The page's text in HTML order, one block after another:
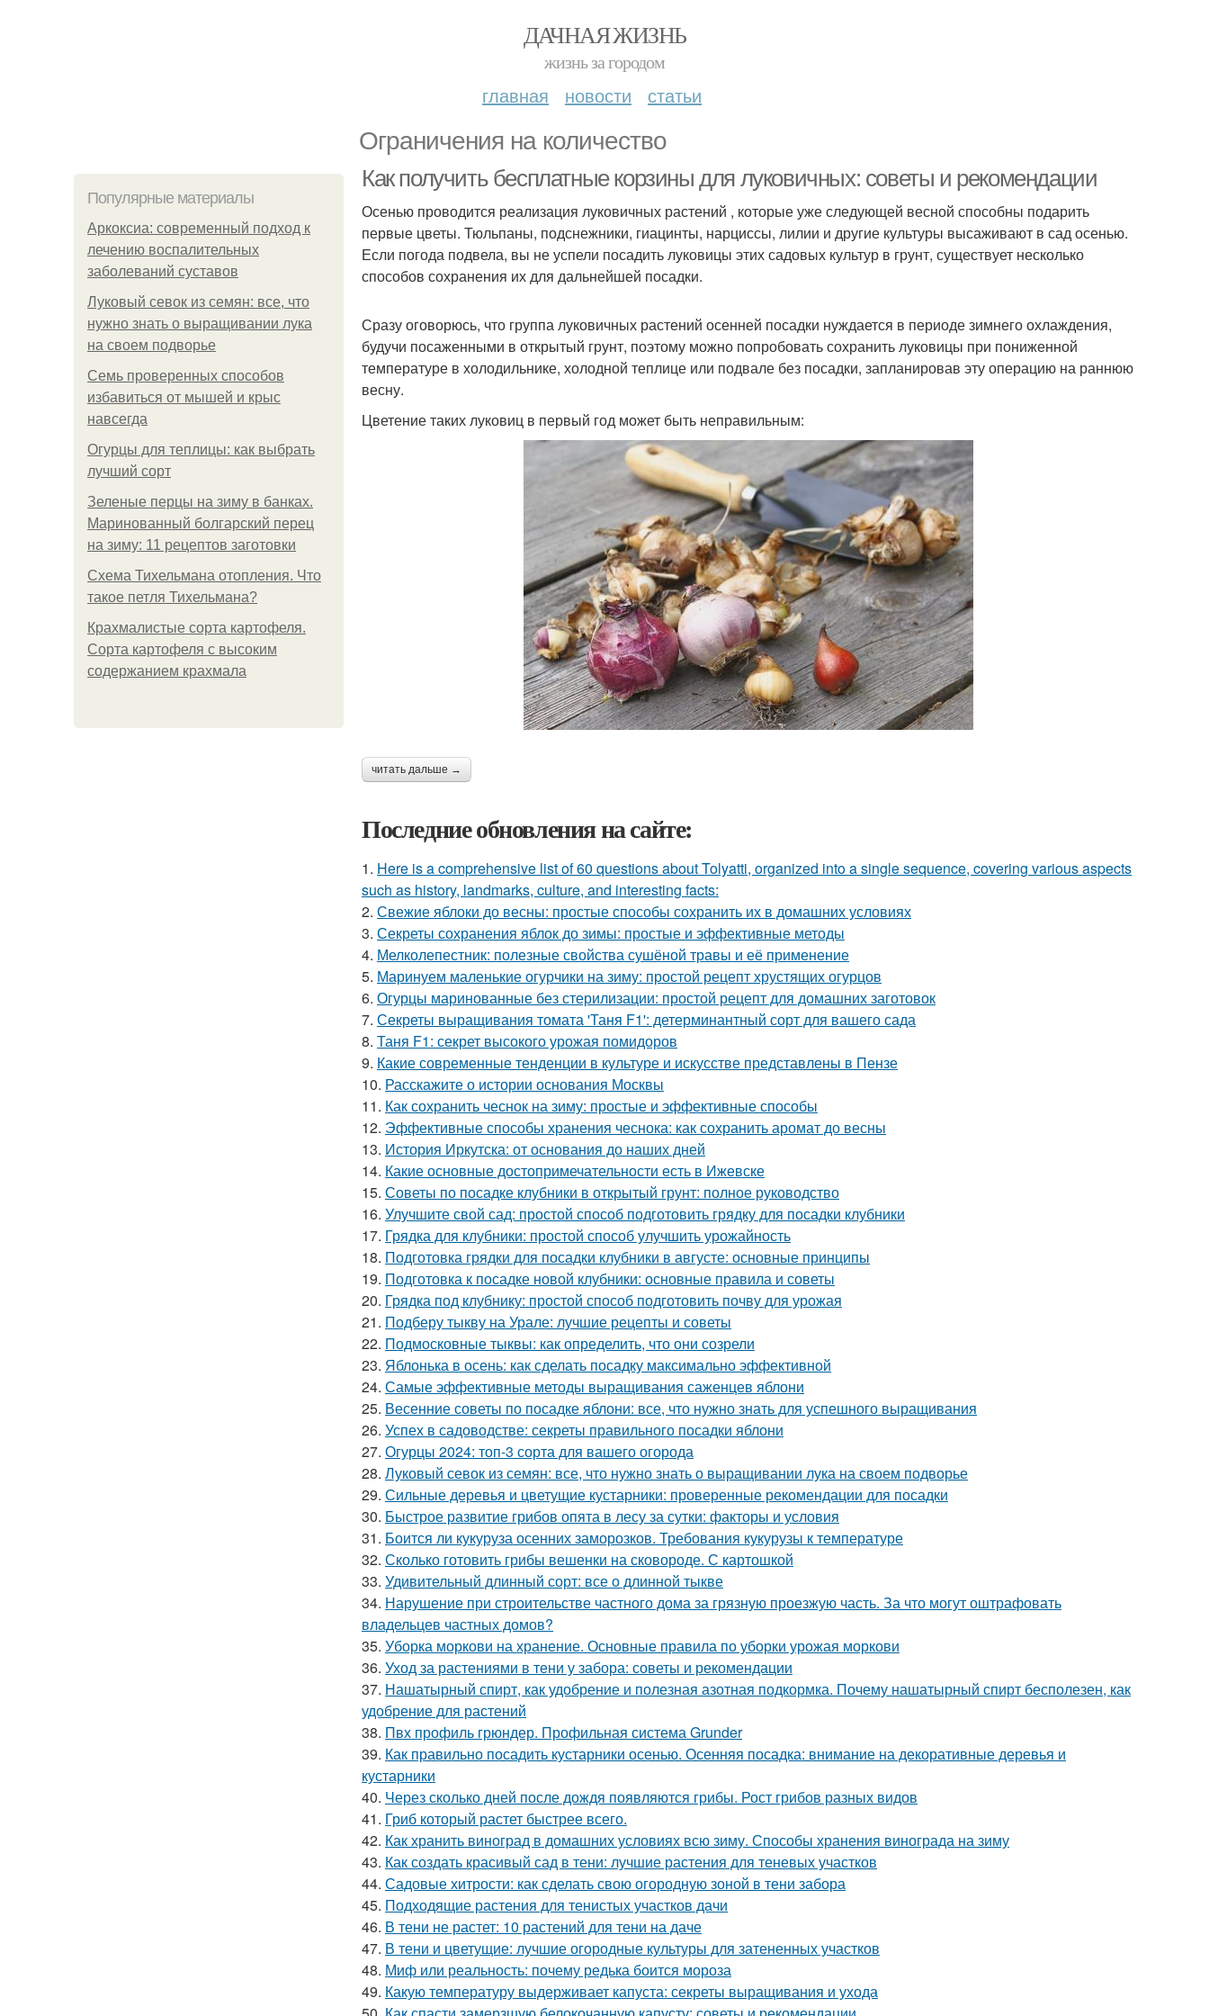
ДАЧНАЯ ЖИЗНЬ
жизнь за городом
главная новости статьи
Ограничения на количество
Популярные материалы
Аркоксиа: современный подход к
лечению воспалительных
заболеваний суставов
Луковый севок из семян: все, что
нужно знать о выращивании лука
на своем подворье
Семь проверенных способов
избавиться от мышей и крыс
навсегда
Огурцы для теплицы: как выбрать
лучший сорт
Зеленые перцы на зиму в банках.
Маринованный болгарский перец
на зиму: 11 рецептов заготовки
Схема Тихельмана отопления. Что
такое петля Тихельмана?
Крахмалистые сорта картофеля.
Сорта картофеля с высоким
содержанием крахмала
Как получить бесплатные корзины для луковичных: советы и рекомендации
Осенью проводится реализация луковичных растений , которые уже следующей весной способны подарить
первые цветы. Тюльпаны, подснежники, гиацинты, нарциссы, лилии и другие культуры высаживают в сад осенью.
Если погода подвела, вы не успели посадить луковицы этих садовых культур в грунт, существует несколько
способов сохранения их для дальнейшей посадки.
Сразу оговорюсь, что группа луковичных растений осенней посадки нуждается в периоде зимнего охлаждения,
будучи посаженными в открытый грунт, поэтому можно попробовать сохранить луковицы при пониженной
температуре в холодильнике, холодной теплице или подвале без посадки, запланировав эту операцию на раннюю
весну.
Цветение таких луковиц в первый год может быть неправильным:
читать дальше →
Последние обновления на сайте:
1. Here is a comprehensive list of 60 questions about Tolyatti, organized into a single sequence, covering various aspects
such as history, landmarks, culture, and interesting facts:
2. Свежие яблоки до весны: простые способы сохранить их в домашних условиях
3. Секреты сохранения яблок до зимы: простые и эффективные методы
4. Мелколепестник: полезные свойства сушёной травы и её применение
5. Маринуем маленькие огурчики на зиму: простой рецепт хрустящих огурцов
6. Огурцы маринованные без стерилизации: простой рецепт для домашних заготовок
7. Секреты выращивания томата 'Таня F1': детерминантный сорт для вашего сада
8. Таня F1: секрет высокого урожая помидоров
9. Какие современные тенденции в культуре и искусстве представлены в Пензе
10. Расскажите о истории основания Москвы
11. Как сохранить чеснок на зиму: простые и эффективные способы
12. Эффективные способы хранения чеснока: как сохранить аромат до весны
13. История Иркутска: от основания до наших дней
14. Какие основные достопримечательности есть в Ижевске
15. Советы по посадке клубники в открытый грунт: полное руководство
16. Улучшите свой сад: простой способ подготовить грядку для посадки клубники
17. Грядка для клубники: простой способ улучшить урожайность
18. Подготовка грядки для посадки клубники в августе: основные принципы
19. Подготовка к посадке новой клубники: основные правила и советы
20. Грядка под клубнику: простой способ подготовить почву для урожая
21. Подберу тыкву на Урале: лучшие рецепты и советы
22. Подмосковные тыквы: как определить, что они созрели
23. Яблонька в осень: как сделать посадку максимально эффективной
24. Самые эффективные методы выращивания саженцев яблони
25. Весенние советы по посадке яблони: все, что нужно знать для успешного выращивания
26. Успех в садоводстве: секреты правильного посадки яблони
27. Огурцы 2024: топ-3 сорта для вашего огорода
28. Луковый севок из семян: все, что нужно знать о выращивании лука на своем подворье
29. Сильные деревья и цветущие кустарники: проверенные рекомендации для посадки
30. Быстрое развитие грибов опята в лесу за сутки: факторы и условия
31. Боится ли кукуруза осенних заморозков. Требования кукурузы к температуре
32. Сколько готовить грибы вешенки на сковороде. С картошкой
33. Удивительный длинный сорт: все о длинной тыкве
34. Нарушение при строительстве частного дома за грязную проезжую часть. За что могут оштрафовать
владельцев частных домов?
35. Уборка моркови на хранение. Основные правила по уборки урожая моркови
36. Уход за растениями в тени у забора: советы и рекомендации
37. Нашатырный спирт, как удобрение и полезная азотная подкормка. Почему нашатырный спирт бесполезен, как
удобрение для растений
38. Пвх профиль грюндер. Профильная система Grunder
39. Как правильно посадить кустарники осенью. Осенняя посадка: внимание на декоративные деревья и
кустарники
40. Через сколько дней после дождя появляются грибы. Рост грибов разных видов
41. Гриб который растет быстрее всего.
42. Как хранить виноград в домашних условиях всю зиму. Способы хранения винограда на зиму
43. Как создать красивый сад в тени: лучшие растения для теневых участков
44. Садовые хитрости: как сделать свою огородную зоной в тени забора
45. Подходящие растения для тенистых участков дачи
46. В тени не растет: 10 растений для тени на даче
47. В тени и цветущие: лучшие огородные культуры для затененных участков
48. Миф или реальность: почему редька боится мороза
49. Какую температуру выдерживает капуста: секреты выращивания и ухода